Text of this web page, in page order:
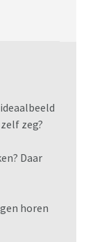
En vader
een
van jou
Het is 5
Het
met
En ik ben
ligt
zeg?
Daar
horen